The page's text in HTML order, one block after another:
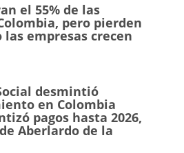
el 55% de las
pero pierden
las empresas crecen
desmintió
en Colombia
pagos hasta 2026,
Aberlardo de la